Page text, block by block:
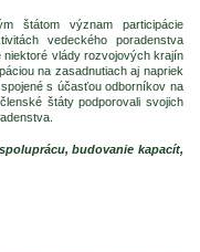
štátom význam participácie
vedeckého poradenstva
niektoré vlády rozvojových krajín
na zasadnutiach aj napriek
s účasťou odborníkov na
štáty podporovali svojich
budovanie kapacít,